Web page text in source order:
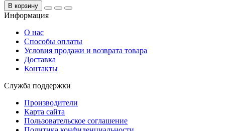
В корзину
Информация
О нас
Способы оплаты
Условия продажи и возврата товара
Доставка
Контакты
Служба поддержки
Производители
Карта сайта
Пользовательское соглашение